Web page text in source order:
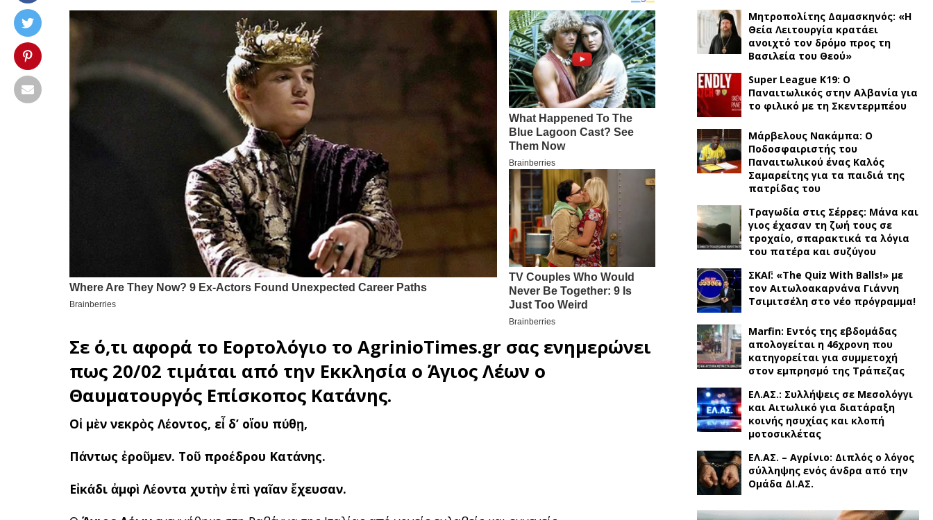
Σε ό,τι αφορά το Εορτολόγιο τοAgrinioTimes.gr σας ενημερώνει
πως 20/02 τιμάται από την Εκκλησία οΆγιος Λέων ο
Θαυματουργός Επίσκοπος Κατάνης.
Οἰ μὲν νεκρὸς Λέοντος, εἶ δ’ οἵου πύθῃ,
Πάντως ἐροῦμεν. Τοῦ προέδρου Κατάνης.
Εἰκάδι ἀμφὶ Λέοντα χυτὴν ἐπὶ γαῖαν ἔχευσαν.
Μητροπολίτης Δαμασκηνός: «Η
Θεία Λειτουργία κρατάει
ανοιχτό τον δρόμο προς τη
Βασιλεία του Θεού»
Super League K19: Ο
Παναιτωλικός στην Αλβανία για
το φιλικό με τη Σκεντερμπέου
Μάρβελους Νακάμπα: Ο
Ποδοσφαιριστής του
Παναιτωλικού ένας Καλός
Σαμαρείτης για τα παιδιά της
πατρίδας του
Τραγωδία στις Σέρρες: Μάνα και
γιος έχασαν τη ζωή τους σε
τροχαίο, σπαρακτικά τα λόγια
του πατέρα και συζύγου
ΣΚΑΪ: «The Quiz With Balls!» με
τον Αιτωλοακαρνάνα Γιάννη
Τσιμιτσέλη στο νέο πρόγραμμα!
Marfin: Εντός της εβδομάδας
απολογείται η 46χρονη που
κατηγορείται για συμμετοχή
στον εμπρησμό της Τράπεζας
ΕΛ.ΑΣ.: Συλλήψεις σε Μεσολόγγι
και Αιτωλικό για διατάραξη
κοινής ησυχίας και κλοπή
μοτοσικλέτας
ΕΛ.ΑΣ. – Αγρίνιο: Διπλός ο λόγος
σύλληψης ενός άνδρα από την
Ομάδα ΔΙ.ΑΣ.